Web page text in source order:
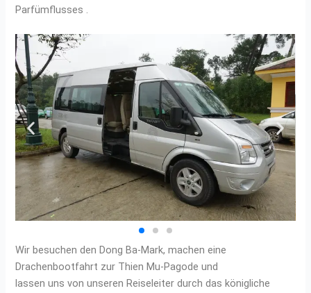
Parfümflusses .
Wir besuchen den Dong Ba-Mark, machen eine
Drachenbootfahrt zur Thien Mu-Pagode und
lassen uns von unseren Reiseleiter durch das königliche